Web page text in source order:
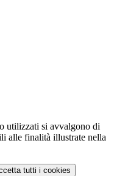
utilizzati si avvalgono di
alle finalità illustrate nella
tutti i cookies